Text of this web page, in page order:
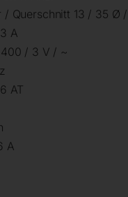
/ Querschnitt 13 / 35 Ø
A
400 / 3 V / ~
AT
A